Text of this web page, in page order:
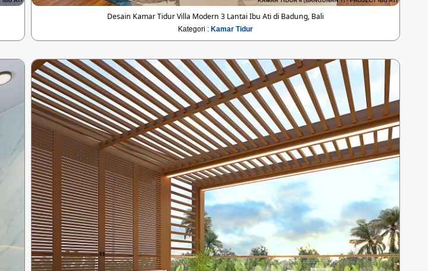
Desain Kamar Tidur Villa Modern 3 Lantai Ibu Ati di Badung, Bali
Kategori :Kamar Tidur